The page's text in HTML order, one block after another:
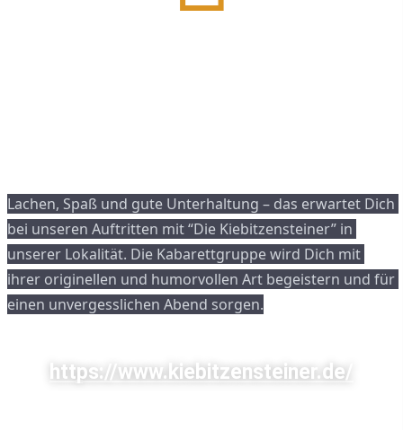
Lachen, Spaß und gute Unterhaltung – das erwartet Dich
bei unseren Auftritten mit “Die Kiebitzensteiner” in
unserer Lokalität. Die Kabarettgruppe wird Dich mit
ihrer originellen und humorvollen Art begeistern und für
einen unvergesslichen Abend sorgen.
https://www.kiebitzensteiner.de/